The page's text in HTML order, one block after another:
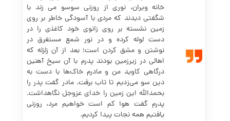
خانه ویران، نوری از روزنی سوسو می زند با
شگفتی دیدند که مردی با آسودگی خاطر بر روی
زمین نشسته بر روی زانوی خود کاغذی را در
دست لوله کرده و در نور شمع مستغرق در
نوشتن و مشق کردن است؛ بعد از آن زلزله که
اهالی در زیرزمین بودند پدرم با آن سیخ آهنین
درگاهی کاوید من و مادرم خاک‌ها با دست به
دین سو می‌زدیم تا تاب برفت. مادر گفت پدر را
بحمدالله این زمین را خدای عزوجل نگاهداشت.
پدرم گفت هوا کم است خواهیم مرد، روزنی
یافتیم همه نجات پیدا کردیم.